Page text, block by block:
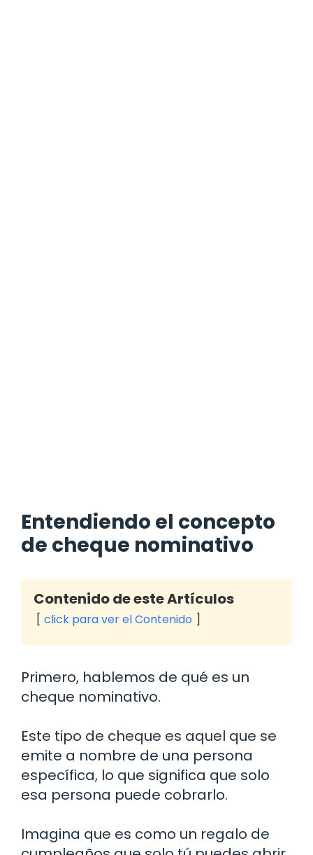
Entendiendo el concepto
de cheque nominativo
Contenido de este Artículos
click para ver el Contenido
Primero, hablemos de qué es un
cheque nominativo.
Este tipo de cheque es aquel que se
emite a nombre de una persona
específica, lo que significa que solo
esa persona puede cobrarlo.
Imagina que es como un regalo de